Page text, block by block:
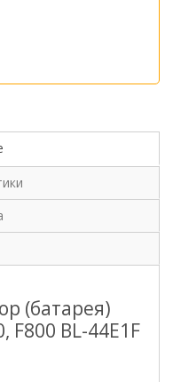
(батарея)
F800 BL-44E1F